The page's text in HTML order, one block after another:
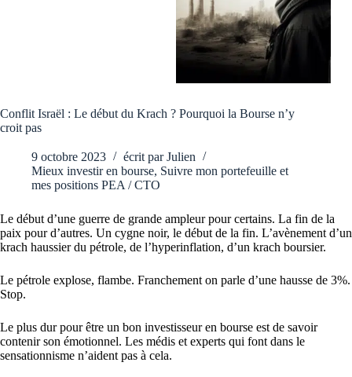
Conflit Israël : Le début du Krach ? Pourquoi la Bourse n’y
croit pas
9 octobre 2023 écrit par Julien
Mieux investir en bourse, Suivre mon portefeuille et
mes positions PEA / CTO
Le début d’une guerre de grande ampleur pour certains. La fin de la
paix pour d’autres. Un cygne noir, le début de la fin. L’avènement d’un
krach haussier du pétrole, de l’hyperinflation, d’un krach boursier.
Le pétrole explose, flambe. Franchement on parle d’une hausse de 3%.
Stop.
Le plus dur pour être un bon investisseur en bourse est de savoir
contenir son émotionnel. Les médis et experts qui font dans le
sensationnisme n’aident pas à cela.